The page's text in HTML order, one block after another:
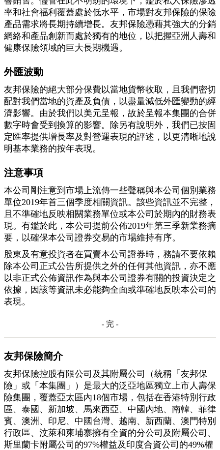
率和社會福利覆蓋處於低水平，市場對友邦保險的保險
產品需求將長期持續增長。友邦保險憑藉其強大的分銷
網絡和產品創新而處於獨有的地位，以把握亞洲人壽和
健康保險領域的巨大長期機遇。
外匯波動
友邦保險的絕大部分保費以當地貨幣收取，且我們密切
配對我們當地的資產及負債，以盡量減低外匯變動的經
濟影響。由於我們以美元呈報，故於呈報本集團的合併
數字時會受到換算的影響。除另有說明外，我們已按固
定匯率提供增長率及對營運表現的評述，以更清晰地說
明基本業務的按年表現。
注意事項
本公司剛注意到市場上流傳一些聲稱與本公司個別業務
單位2019年首三個季度相關資訊。該些資訊並不完整，
且不準確地反映相關業務單位或本公司於期內的財務表
現。有鑑於此，本公司提前公佈2019年第三季新業務摘
要，以確保本公司證券交易的市場維持有序。
股東及有意投資者在買賣本公司證券時，務請不要依賴
除本公司正式公告所提供之外的任何其他資訊，亦不應
以非正式公佈資訊作為與本公司證券有關的投資決定之
依據，因該等資訊未必能夠全面或準確地反映本公司的
表現。
- 完 -
友邦保險簡介
友邦保險控股有限公司及其附屬公司（統稱「友邦保
險」或「本集團」）是最大的泛亞地區獨立上市人壽保
險集團，覆蓋亞太區內18個市場，包括在香港特別行政
區、泰國、新加坡、馬來西亞、中國內地、南韓、菲律
賓、澳洲、印尼、中國台灣、越南、新西蘭、澳門特別
行政區、汶萊和柬埔寨擁有全資的分公司及附屬公司、
斯里蘭卡附屬公司的97%權益及印度合資公司的49%權